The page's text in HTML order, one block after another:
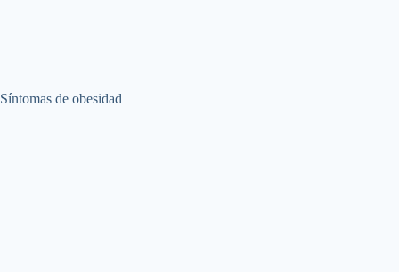
Síntomas de obesidad